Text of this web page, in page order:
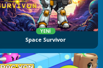
YENI
Space Survivor